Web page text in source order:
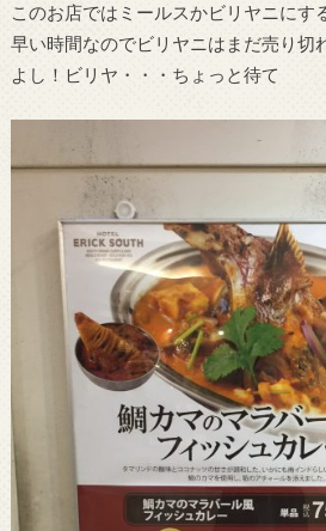
このお店ではミールスかビリヤニにす
早い時間なのでビリヤニはまだ売り切
よし！ビリヤ・・・ちょっと待て